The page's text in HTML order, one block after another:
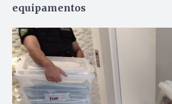
equipamentos